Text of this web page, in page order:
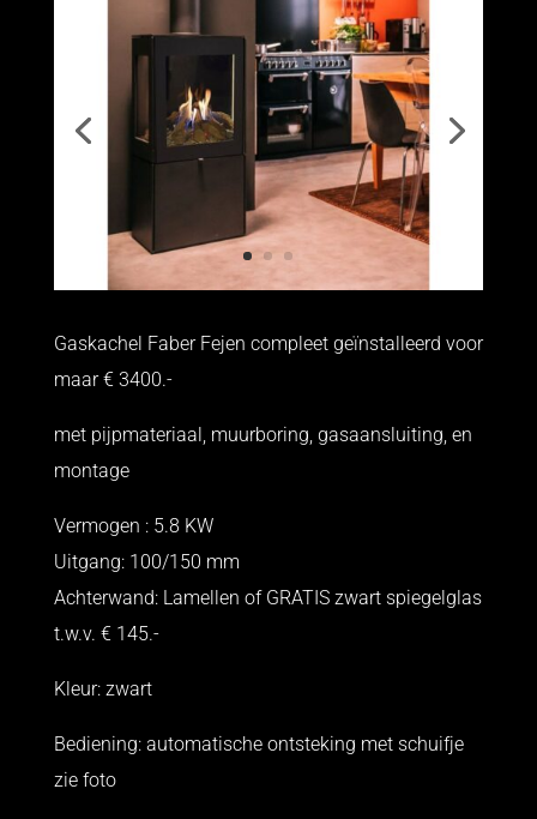
Gaskachel Faber Fejen compleet geïnstalleerd voor
maar € 3400.-
met pijpmateriaal, muurboring, gasaansluiting, en
montage
Vermogen : 5.8 KW
Uitgang: 100/150 mm
Achterwand: Lamellen of GRATIS zwart spiegelglas
t.w.v. € 145.-
Kleur: zwart
Bediening: automatische ontsteking met schuifje
zie foto